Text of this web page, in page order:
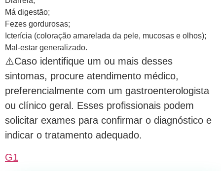
Má digestão;
Fezes gordurosas;
Icterícia (coloração amarelada da pele, mucosas e olhos);
Mal-estar generalizado.
⚠️Caso identifique um ou mais desses
sintomas, procure atendimento médico,
preferencialmente com um gastroenterologista
ou clínico geral. Esses profissionais podem
solicitar exames para confirmar o diagnóstico e
indicar o tratamento adequado.
G1